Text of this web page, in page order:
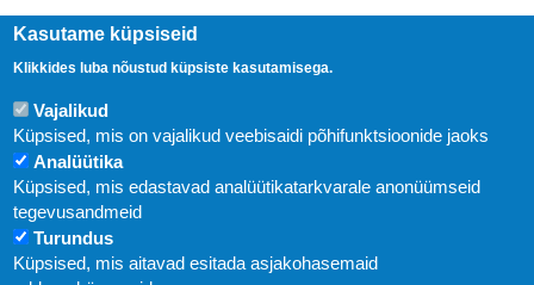
KIRJASTUS PEGASUS OÜ © 2020
Kasutame küpsiseid
Klikkides luba nõustud küpsiste kasutamisega.
Vajalikud
Küpsised, mis on vajalikud veebisaidi põhifunktsioonide jaoks
Analüütika
Küpsised, mis edastavad analüütikatarkvarale anonüümseid
tegevusandmeid
Turundus
Küpsised, mis aitavad esitada asjakohasemaid